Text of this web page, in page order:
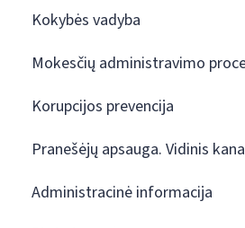
Kokybės vadyba
Mokesčių administravimo
Korupcijos prevencija
Pranešėjų apsauga. Vidinis
Administracinė informacija